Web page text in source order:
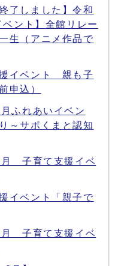
了しました】令和
ント】全館リレー
生（アニメ作品で
援イベント 親も子
申込）
ふれあいイベン
～サポくまと認知
月 子育て支援イベ
イベント「親子で
月 子育て支援イベ